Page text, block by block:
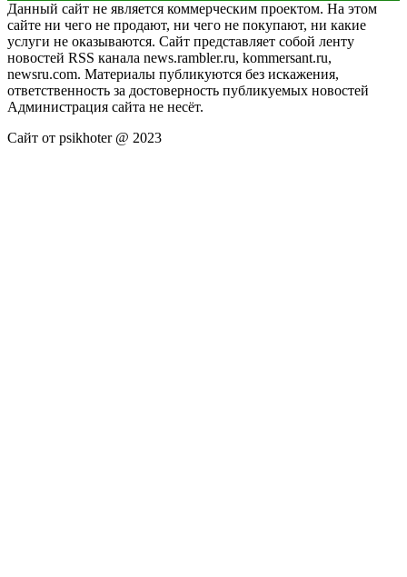
Данный сайт не является коммерческим проектом. На этом
сайте ни чего не продают, ни чего не покупают, ни какие
услуги не оказываются. Сайт представляет собой ленту
новостей RSS канала news.rambler.ru, kommersant.ru,
newsru.com. Материалы публикуются без искажения,
ответственность за достоверность публикуемых новостей
Администрация сайта не несёт.
Сайт от psikhoter @ 2023